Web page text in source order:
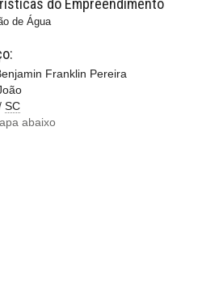
do Empreendimento
de Água
Franklin Pereira
SC
abaixo